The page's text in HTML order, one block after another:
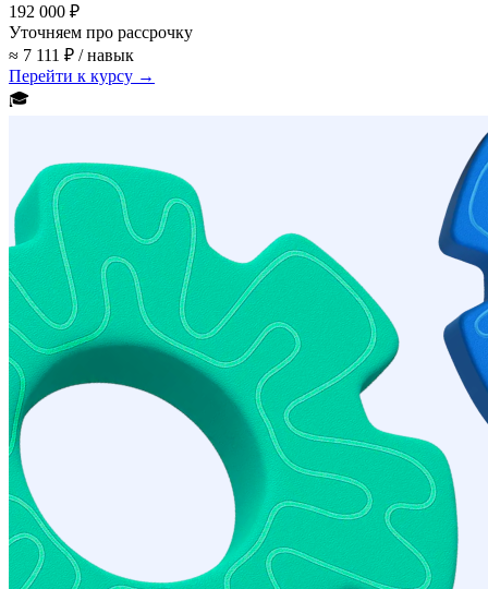
192 000 ₽
Уточняем про рассрочку
≈ 7 111 ₽ / навык
Перейти к курсу →
🎓